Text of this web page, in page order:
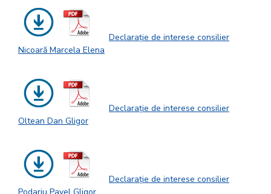
Declarație de interese consilier
Nicoară Marcela Elena
Declarație de interese consilier
Oltean Dan Gligor
Declarație de interese consilier